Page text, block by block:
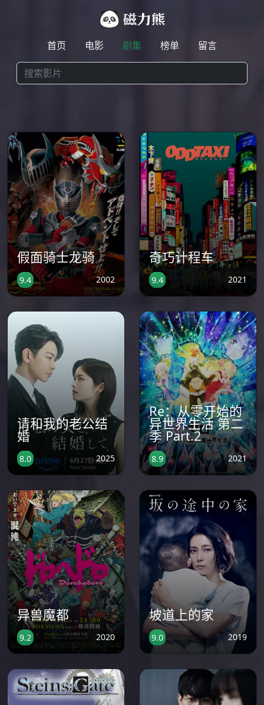
首页 电影 剧集 榜单 留言
假面骑士龙骑
9.4 2002
奇巧计程车
9.4 2021
请和我的老公结
婚
8.0 2025
Re：从零开始的
异世界生活 第二
季 Part.2
8.9 2021
异兽魔都
9.2 2020
坡道上的家
9.0 2019